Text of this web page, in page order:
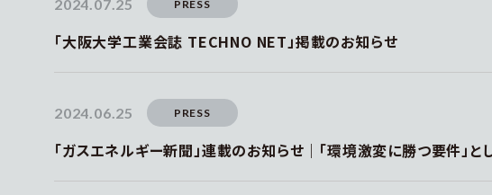
2024.07.25 PRESS
「大阪大学工業会誌 TECHNO NET」掲載のお知らせ
2024.06.25 PRESS
「ガスエネルギー新聞」連載のお知らせ｜「環境激変に勝つ要件」